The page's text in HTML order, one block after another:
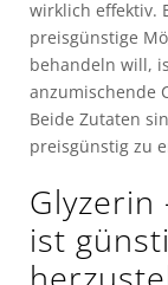
wirklich effektiv.
preisgünstige
behandeln will,
anzumischende
Beide Zutaten
preisgünstig zu
Glyzerin
ist